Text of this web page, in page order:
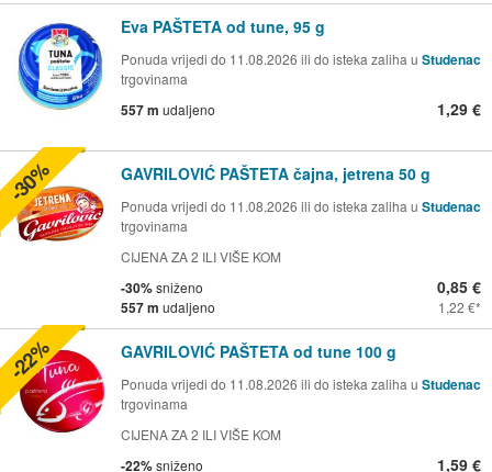
Eva PAŠTETA od tune, 95 g
Ponuda vrijedi do 11.08.2026 ili do isteka zaliha u Studenac
trgovinama
557 m udaljeno 1,29 €
GAVRILOVIĆ PAŠTETA čajna, jetrena 50 g
Ponuda vrijedi do 11.08.2026 ili do isteka zaliha u Studenac
trgovinama
CIJENA ZA 2 ILI VIŠE KOM
-30%sniženo
557 m udaljeno
0,85 €
1,22 €
-30%
GAVRILOVIĆ PAŠTETA od tune 100 g
Ponuda vrijedi do 11.08.2026 ili do isteka zaliha u Studenac
trgovinama
CIJENA ZA 2 ILI VIŠE KOM
-22%sniženo 1,59 €
-22%